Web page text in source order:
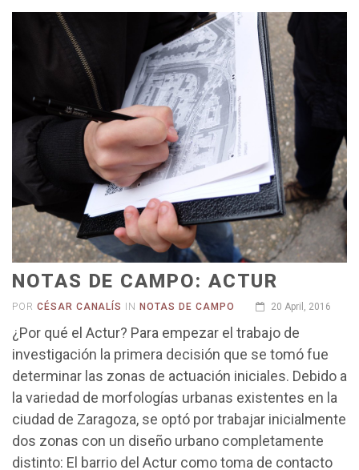
NOTAS DE CAMPO: ACTUR
POR CÉSAR CANALÍS IN NOTAS DE CAMPO 20 April, 2016
¿Por qué el Actur? Para empezar el trabajo de
investigación la primera decisión que se tomó fue
determinar las zonas de actuación iniciales. Debido a
la variedad de morfologías urbanas existentes en la
ciudad de Zaragoza, se optó por trabajar inicialmente
dos zonas con un diseño urbano completamente
distinto: El barrio del Actur como toma de contacto